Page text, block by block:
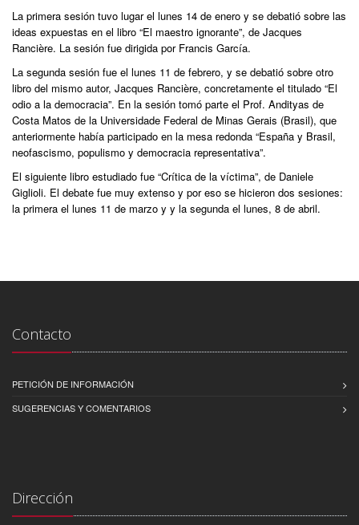
La primera sesión tuvo lugar el lunes 14 de enero y se debatió sobre las
ideas expuestas en el libro “El maestro ignorante”, de Jacques
Rancière. La sesión fue dirigida por Francis García.
La segunda sesión fue el lunes 11 de febrero, y se debatió sobre otro
libro del mismo autor, Jacques Rancière, concretamente el titulado “El
odio a la democracia”. En la sesión tomó parte el Prof. Andityas de
Costa Matos de la Universidade Federal de Minas Gerais (Brasil), que
anteriormente había participado en la mesa redonda “España y Brasil,
neofascismo, populismo y democracia representativa”.
El siguiente libro estudiado fue “Crítica de la víctima”, de Daniele
Giglioli. El debate fue muy extenso y por eso se hicieron dos sesiones:
la primera el lunes 11 de marzo y y la segunda el lunes, 8 de abril.
Contacto
PETICIÓN DE INFORMACIÓN
SUGERENCIAS Y COMENTARIOS
Dirección